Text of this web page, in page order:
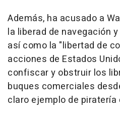
Además, ha acusado a
la liberad de navegación
así como la "libertad de
acciones de Estados
confiscar y obstruir los
buques comerciales
claro ejemplo de